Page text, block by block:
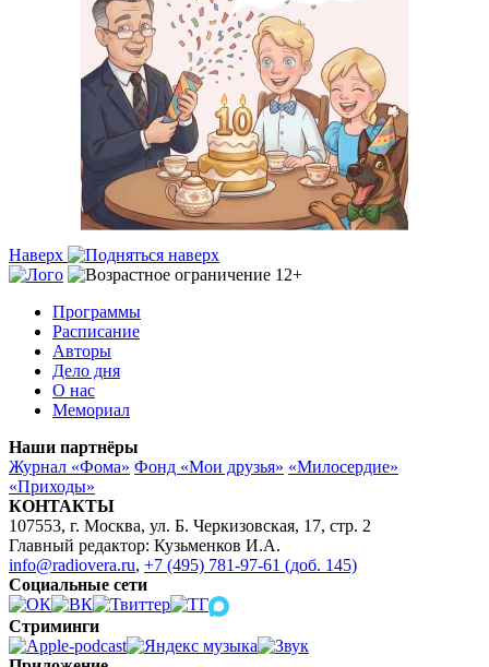
Наверх
Программы
Расписание
Авторы
Дело дня
О нас
Мемориал
Наши партнёры
Журнал «Фома» Фонд «Мои друзья» «Милосердие»
«Приходы»
КОНТАКТЫ
107553, г. Москва, ул. Б. Черкизовская, 17, стр. 2
Главный редактор: Кузьменков И.А.
info@radiovera.ru, +7 (495) 781-97-61 (доб. 145)
Социальные сети
Стриминги